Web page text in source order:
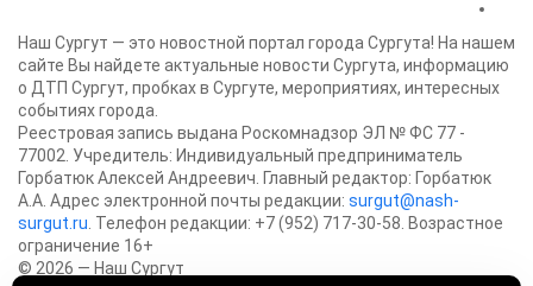
Наш Сургут — это новостной портал города Сургута! На нашем
сайте Вы найдете актуальные новости Сургута, информацию
о ДТП Сургут, пробках в Сургуте, мероприятиях, интересных
событиях города.
Реестровая запись выдана Роскомнадзор ЭЛ № ФС 77 -
77002. Учредитель: Индивидуальный предприниматель
Горбатюк Алексей Андреевич. Главный редактор: Горбатюк
А.А. Адрес электронной почты редакции: surgut@nash-
surgut.ru . Телефон редакции: +7 (952) 717-30-58. Возрастное
ограничение 16+
© 2026 — Наш Сургут